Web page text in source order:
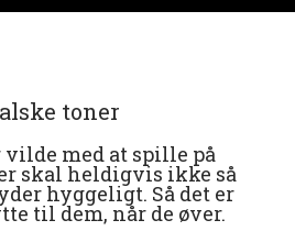
toner
vilde med at spille på
skal heldigvis ikke så
hyggeligt. Så det er
til dem, når de øver.